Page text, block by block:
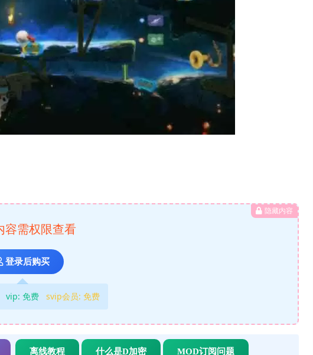
隐藏内容
容需权限查看
登录后购买
vip: 免费 svip会员: 免费
离线教程 什么是D加密 MOD订阅问题